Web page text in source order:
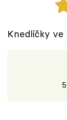
Těhotnej
Sledujte
Knedlíčky